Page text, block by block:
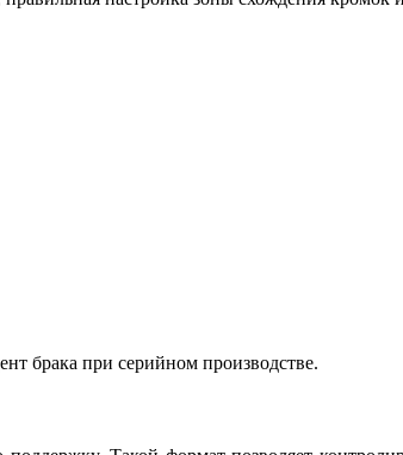
брака при серийном производстве.